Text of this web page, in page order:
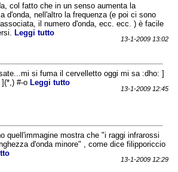
col fatto che in un senso aumenta la
d'onda, nell'altro la frequenza (e poi ci sono
il numero d'onda, ecc. ecc. ) è facile
Leggi tutto
13-1-2009 13:02
si fuma il cervelletto oggi mi sa :dho: ]
](*,) #-oLeggi tutto
13-1-2009 12:45
quell'immagine mostra che "i raggi infrarossi
d'onda minore" , come dice filipporiccio
13-1-2009 12:29